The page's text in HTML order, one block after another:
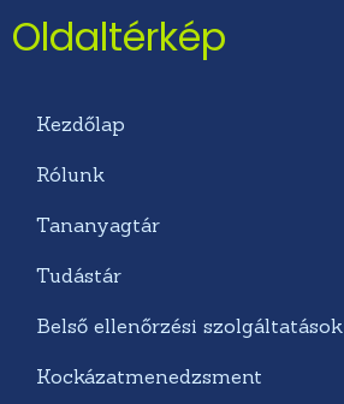
Oldaltérkép
Kezdőlap
Rólunk
Tananyagtár
Tudástár
Belső ellenőrzési szolgáltatások
Kockázatmenedzsment